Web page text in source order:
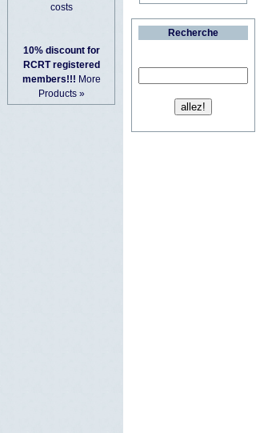
costs
10% discount for
RCRT registered
members!!! More
Products »
Recherche